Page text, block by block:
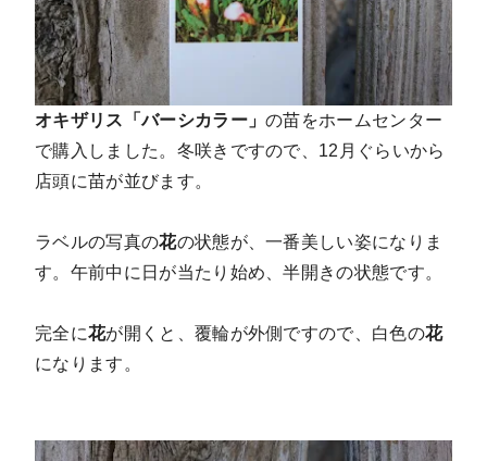
オキザリス「バーシカラー」の苗をホームセンター
で購入しました。冬咲きですので、12月ぐらいから
店頭に苗が並びます。
ラベルの写真の花の状態が、一番美しい姿になりま
す。午前中に日が当たり始め、半開きの状態です。
完全に花が開くと、覆輪が外側ですので、白色の花
になります。